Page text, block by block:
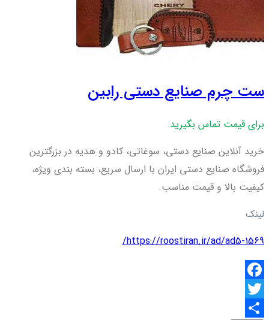
ست چرم صنایع دستی رابین
برای قیمت تماس بگیرید
خرید آنلاین صنایع دستی، سوغاتی، کادو و هدیه در بزرگترین
فروشگاه صنایع دستی ایران با ارسال سریع، بسته بندی ویژه،
کیفیت بالا و قیمت مناسب.
لینک
https://roostiran.ir/ad/ad5-1569/
Facebook
Twitter